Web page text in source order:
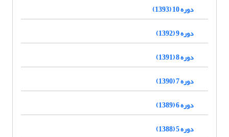
دوره 10 (1393)
دوره 9 (1392)
دوره 8 (1391)
دوره 7 (1390)
دوره 6 (1389)
دوره 5 (1388)